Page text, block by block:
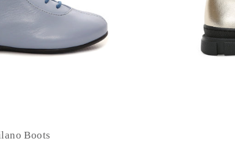
Boots